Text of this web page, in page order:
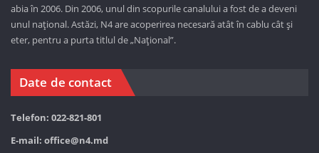
abia în 2006. Din 2006, unul din scopurile canalului a fost de a deveni
unul național. Astăzi, N4 are acoperirea necesară atât în cablu cât și
eter, pentru a purta titlul de „Național”.
Date de contact
Telefon: 022-821-801
E-mail: office@n4.md